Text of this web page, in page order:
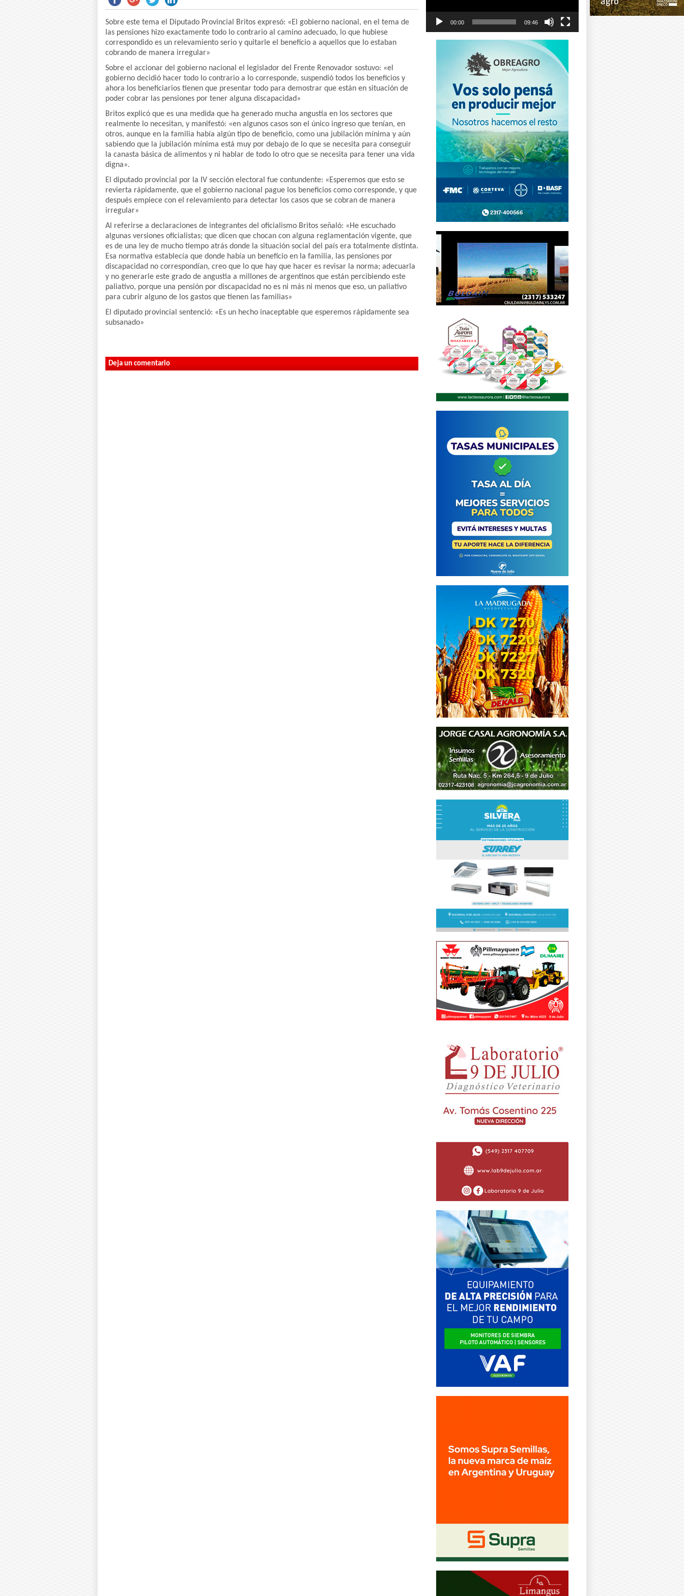
Sobre este tema el Diputado Provincial Britos expresó: «El gobierno nacional, en el tema de
las pensiones hizo exactamente todo lo contrario al camino adecuado, lo que hubiese
correspondido es un relevamiento serio y quitarle el beneficio a aquellos que lo estaban
cobrando de manera irregular»
Sobre el accionar del gobierno nacional el legislador del Frente Renovador sostuvo: «el
gobierno decidió hacer todo lo contrario a lo corresponde, suspendió todos los beneficios y
ahora los beneficiarios tienen que presentar todo para demostrar que están en situación de
poder cobrar las pensiones por tener alguna discapacidad»
Britos explicó que es una medida que ha generado mucha angustia en los sectores que
realmente lo necesitan, y manifestó: «en algunos casos son el único ingreso que tenían, en
otros, aunque en la familia había algún tipo de beneficio, como una jubilación mínima y aún
sabiendo que la jubilación mínima está muy por debajo de lo que se necesita para conseguir
la canasta básica de alimentos y ni hablar de todo lo otro que se necesita para tener una vida
digna».
El diputado provincial por la IV sección electoral fue contundente: «Esperemos que esto se
revierta rápidamente, que el gobierno nacional pague los beneficios como corresponde, y que
después empiece con el relevamiento para detectar los casos que se cobran de manera
irregular»
Al referirse a declaraciones de integrantes del oficialismo Britos señaló: «He escuchado
algunas versiones oficialistas; que dicen que chocan con alguna reglamentación vigente, que
es de una ley de mucho tiempo atrás donde la situación social del país era totalmente distinta.
Esa normativa establecía que donde había un beneficio en la familia, las pensiones por
discapacidad no correspondían, creo que lo que hay que hacer es revisar la norma; adecuarla
y no generarle este grado de angustia a millones de argentinos que están percibiendo este
paliativo, porque una pensión por discapacidad no es ni más ni menos que eso, un paliativo
para cubrir alguno de los gastos que tienen las familias»
El diputado provincial sentenció: «Es un hecho inaceptable que esperemos rápidamente sea
subsanado»
Deja un comentario
00:00 09:46